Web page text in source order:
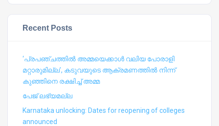
Recent Posts
‘പ്രപഞ്ചത്തില്‍ അമ്മയെക്കാള്‍ വലിയ പോരാളി
മറ്റാരുമില്ല’, കടുവയുടെ ആക്രമണത്തില്‍ നിന്ന്
കുഞ്ഞിനെ രക്ഷിച്ച് അമ്മ
പേജ് ലഭ്യമല്ല
Karnataka unlocking: Dates for reopening of colleges
announced